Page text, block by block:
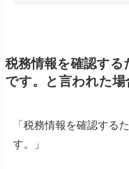
税務情報を確認す
です。と言われた場
「税務情報を確認する
す。」